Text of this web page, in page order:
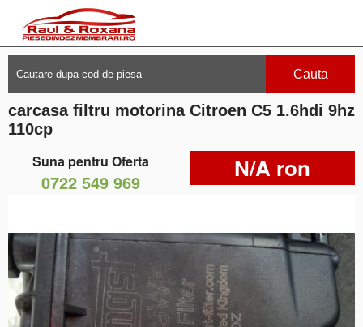
Cauta
carcasa filtru motorina Citroen C5 1.6hdi 9hz
110cp
Suna pentru Oferta
0722 549 969 N/A ron